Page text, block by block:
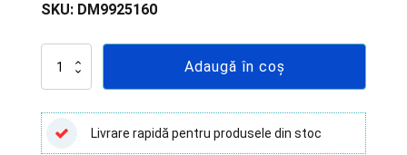
SKU: DM9925160
Cantitate
rapid
Helicobacter
Pylori
Anticorp
Adaugă în coș
Livrare rapidă pentru produsele din stoc